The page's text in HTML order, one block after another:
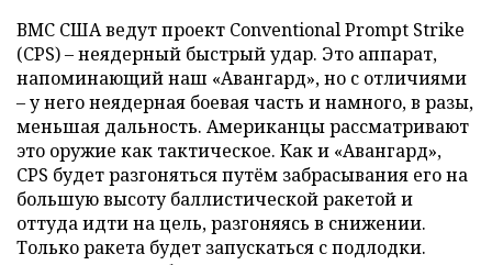
ВМС США ведут проект Conventional Prompt Strike
(CPS) – неядерный быстрый удар. Это аппарат,
напоминающий наш «Авангард», но с отличиями
– у него неядерная боевая часть и намного, в разы,
меньшая дальность. Американцы рассматривают
это оружие как тактическое. Как и «Авангард»,
CPS будет разгоняться путём забрасывания его на
большую высоту баллистической ракетой и
оттуда идти на цель, разгоняясь в снижении.
Только ракета будет запускаться с подлодки.